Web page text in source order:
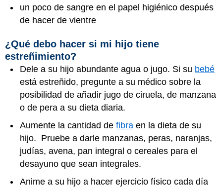
un poco de sangre en el papel higiénico después
de hacer de vientre
¿Qué debo hacer si mi hijo tiene
estreñimiento?
Dele a su hijo abundante agua o jugo. Si su bebé
está estreñido, pregunte a su médico sobre la
posibilidad de añadir jugo de ciruela, de manzana
o de pera a su dieta diaria.
Aumente la cantidad de fibra en la dieta de su
hijo. Pruebe a darle manzanas, peras, naranjas,
judías, avena, pan integral o cereales para el
desayuno que sean integrales.
Anime a su hijo a hacer ejercicio físico cada día